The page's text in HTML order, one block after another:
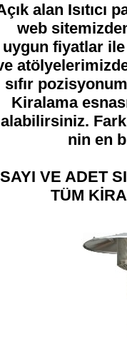
alan Isıtıcı
web
uygun fiyatlar
sıfır
Kiralama
alabilirsiniz.
nin en
SAYI VE ADET
TÜM